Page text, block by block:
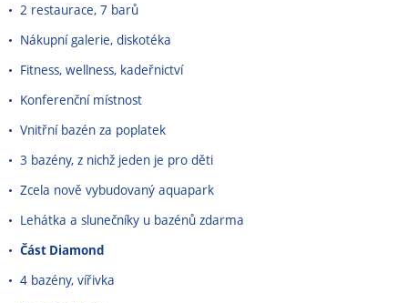
2 restaurace, 7 barů
Nákupní galerie, diskotéka
Fitness, wellness, kadeřnictví
Konferenční místnost
Vnitřní bazén za poplatek
3 bazény, z nichž jeden je pro děti
Zcela nově vybudovaný aquapark
Lehátka a slunečníky u bazénů zdarma
Část Diamond
4 bazény, vířivka